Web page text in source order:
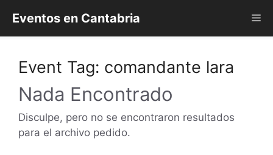
contenido
Eventos en Cantabria
Event Tag: comandante lara
Nada Encontrado
Disculpe, pero no se encontraron resultados
para el archivo pedido.